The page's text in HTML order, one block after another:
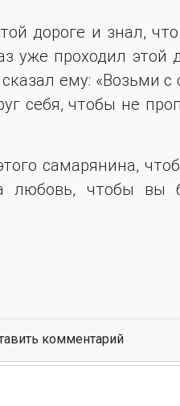
дороге и знал,
проходил этой
ему: «Возьми с
себя, чтобы не
самарянина,
любовь, чтобы вы
комментарий